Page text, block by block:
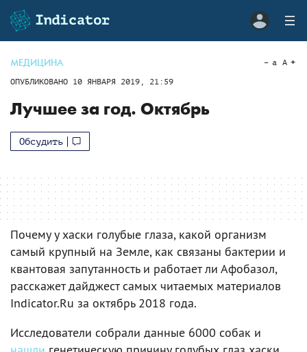
МЕДИЦИНА
ОПУБЛИКОВАНО 10 ЯНВАРЯ 2019, 21:59
a A
Лучшее за год. Октябрь
Обсудить
Почему у хаски голубые глаза, какой организм
самый крупный на Земле, как связаны бактерии и
квантовая запутанность и работает ли Афобазол,
расскажет дайджест самых читаемых материалов
Indicator.Ru за октябрь 2018 года.
Исследователи собрали данные 6000 собак и